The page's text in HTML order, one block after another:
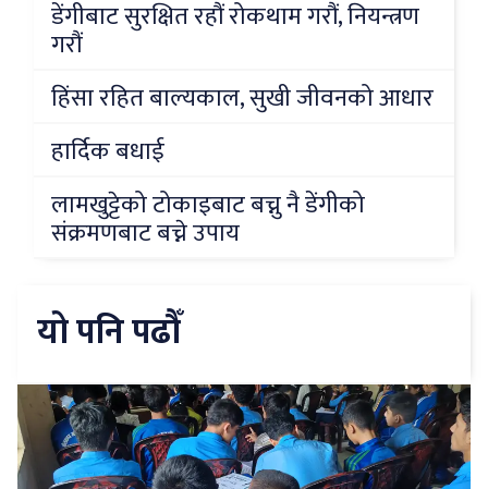
डेंगीबाट सुरक्षित रहौं रोकथाम गरौं, नियन्त्रण
गरौं
हिंसा रहित बाल्यकाल, सुखी जीवनको आधार
हार्दिक बधाई
लामखुट्टेको टोकाइबाट बच्नु नै डेंगीको
संक्रमणबाट बच्ने उपाय
यो पनि पढौँ